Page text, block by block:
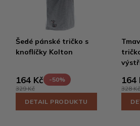
Šedé pánské tričko s
knoflíčky Kolton
164 Kč
-50%
329 Kč
DETAIL PRODUKTU
164
328 Kč